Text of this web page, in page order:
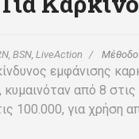
BSN, LiveAction
εμφάνισης
από 8
100.000, για χρήση